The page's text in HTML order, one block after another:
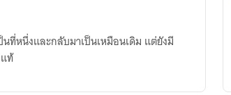
นที่หนึ่งและกลับมาเป็นเหมือนเดิม แต่ยังมี
ท้